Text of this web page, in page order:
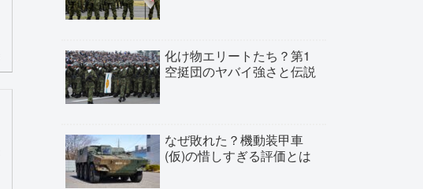
化け物エリートたち？第1
空挺団のヤバイ強さと伝説
なぜ敗れた？機動装甲車
(仮)の惜しすぎる評価とは